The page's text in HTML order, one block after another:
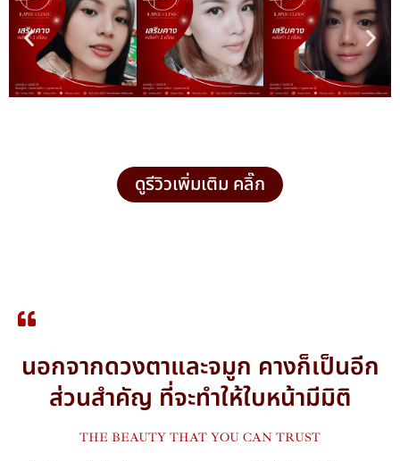
ดูรีวิวเพิ่มเติม คลิ๊ก
นอกจากดวงตาและจมูก คางก็เป็นอีก
ส่วนสำคัญ ที่จะทำให้ใบหน้ามีมิติ
THE BEAUTY THAT YOU CAN TRUST